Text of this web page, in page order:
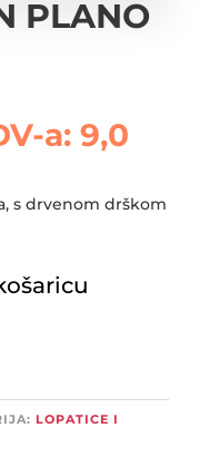
PLANO
a: 9,0
s drvenom drškom
LOPATICE I